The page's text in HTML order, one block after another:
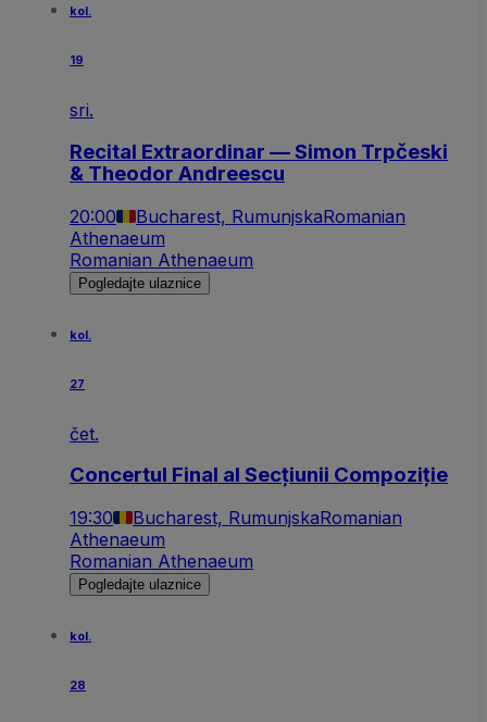
kol.
19
sri.
Recital Extraordinar — Simon Trpčeski
& Theodor Andreescu
20:00 Bucharest, RumunjskaRomanian
Athenaeum
Romanian Athenaeum
Pogledajte ulaznice
kol.
27
čet.
Concertul Final al Secțiunii Compoziție
19:30 Bucharest, RumunjskaRomanian
Athenaeum
Romanian Athenaeum
Pogledajte ulaznice
kol.
28